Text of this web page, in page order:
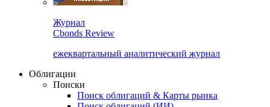
Журнал
Cbonds Review
ежеквартальный аналитический журнал
Облигации
Поиски
Поиск облигаций & Карты рынка